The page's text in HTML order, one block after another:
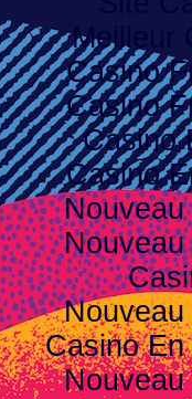
Meilleur
Casino
Casino
Casino
Casino
Casino